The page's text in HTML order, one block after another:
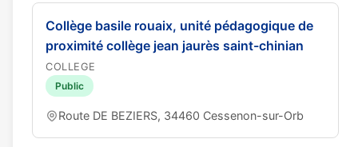
Collège basile rouaix, unité pédagogique de
proximité collège jean jaurès saint-chinian
COLLEGE
Public
Route DE BEZIERS, 34460 Cessenon-sur-Orb